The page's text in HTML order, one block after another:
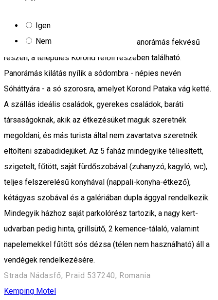
Igen
Nem
A Manó Kulcsosházak Parajd község panorámás fekvésű
részén, a település Korond felőli részében található.
Panorámás kilátás nyílik a sódombra - népies nevén
Sóháttyára - a só szorosra, amelyet Korond Pataka vág ketté.
A szállás ideális családok, gyerekes családok, baráti
társaságoknak, akik az étkezésüket maguk szeretnék
megoldani, és más turista által nem zavartatva szeretnék
eltölteni szabadidejüket. Az 5 faház mindegyike téliesített,
szigetelt, fűtött, saját fürdőszobával (zuhanyzó, kagyló, wc),
teljes felszerelésű konyhával (nappali-konyha-étkező),
kétágyas szobával és a galériában dupla ággyal rendelkezik.
Mindegyik házhoz saját parkolórész tartozik, a nagy kert-
udvarban pedig hinta, grillsütő, 2 kemence-tálaló, valamint
napelemekkel fűtött sós dézsa (télen nem használható) áll a
vendégek rendelkezésére.
Strada Nádasfő, Praid 537240, Romania
Kemping Motel